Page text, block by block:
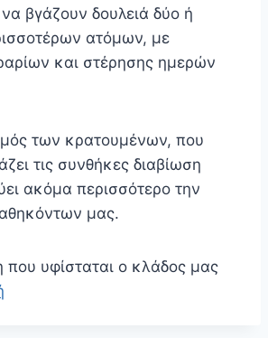
βγάζουν δουλειά δύο ή
ατόμων, με
και στέρησης ημερών
των κρατουμένων, που
τις συνθήκες διαβίωση
ακόμα περισσότερο την
μας.
που υφίσταται ο κλάδος μας